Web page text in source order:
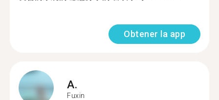
Obtener la app
A.
Fuxin